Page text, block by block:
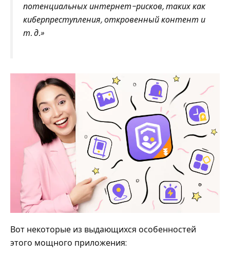
потенциальных интернет-рисков, таких как
киберпреступления, откровенный контент и
т. д.»
Вот некоторые из выдающихся особенностей
этого мощного приложения: